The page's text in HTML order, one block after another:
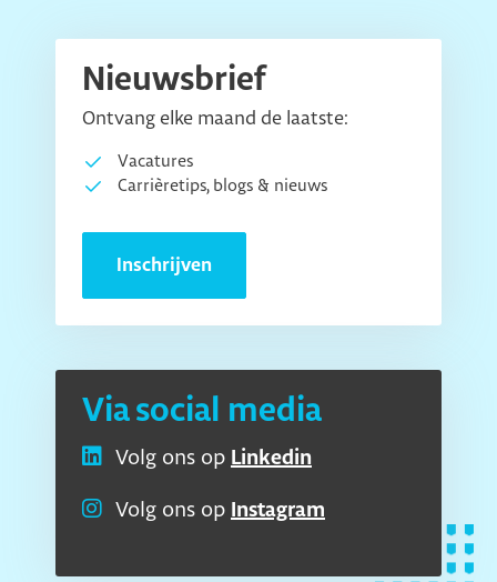
Nieuwsbrief
Ontvang elke maand de laatste:
Vacatures
Carrièretips, blogs & nieuws
Inschrijven
Via social media
Volg ons op Linkedin
Volg ons op Instagram